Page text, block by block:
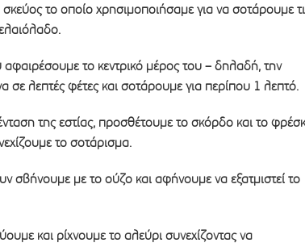
το οποίο χρησιμοποιήσαμε για να σοτάρουμε
το κεντρικό μέρος του – δηλαδή, την
σε λεπτές φέτες και σοτάρουμε για περίπου 1 λεπτό.
της εστίας, προσθέτουμε το σκόρδο και το
το σοτάρισμα.
σβήνουμε με το ούζο και αφήνουμε να εξατμιστεί το
και ρίχνουμε το αλεύρι συνεχίζοντας να